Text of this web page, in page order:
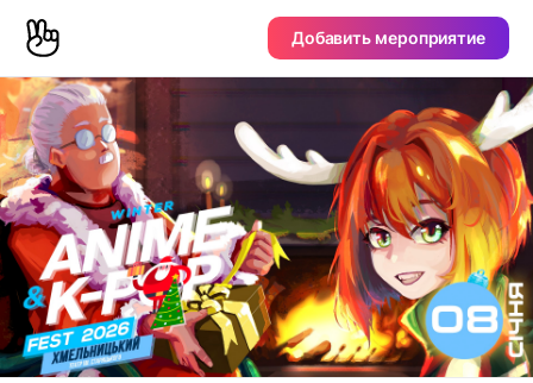
Добавить мероприятие